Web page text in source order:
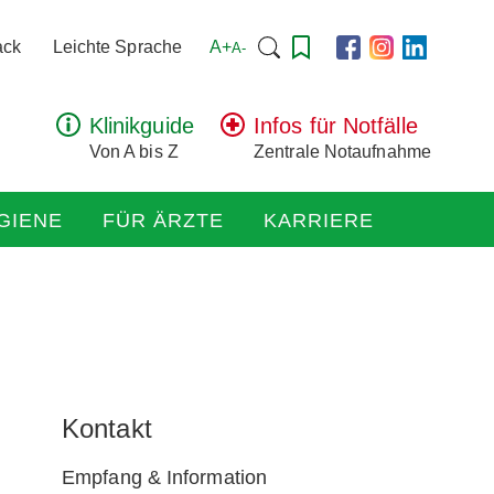
Leichte Sprache A+A- Suchen
Klinikguide
Von A bis Z
Infos für Notfälle
Zentrale Notaufnahme
FÜR ÄRZTE KARRIERE
Kontakt
Empfang & Information